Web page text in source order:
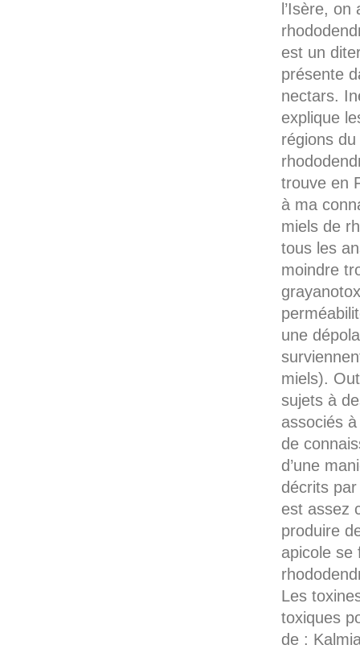
l’Isère,
est un
présente
nectars.
explique
régions
trouve en
à ma
miels de
tous les
moindre
une
miels).
sujets à
associés
de
d’une
décrits
est assez
produire
apicole se
Les
toxiques
de :